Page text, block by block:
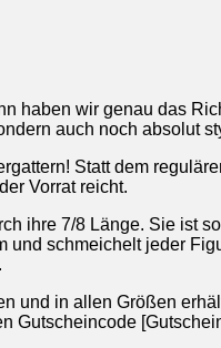
haben wir genau das
auch noch absolut
Statt dem
Vorrat reicht.
ihre 7/8 Länge. Sie ist
schmeichelt jeder
und in allen Größen
Gutscheincode